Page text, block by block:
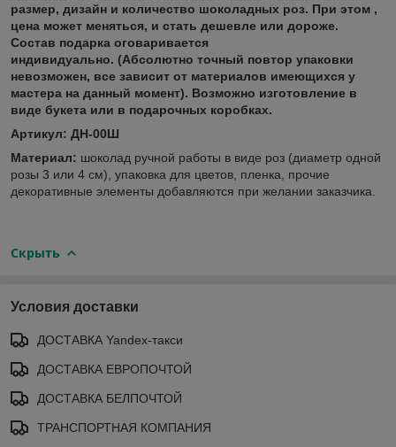
размер, дизайн и количество шоколадных роз. При этом ,
цена может меняться, и стать дешевле или дороже.
Состав подарка оговаривается
индивидуально. (Абсолютно точный повтор упаковки
невозможен, все зависит от материалов имеющихся у
мастера на данный момент). Возможно изготовление в
виде букета или в подарочных коробках.
Артикул: ДН-00Ш
Материал: шоколад ручной работы в виде роз (диаметр одной
розы 3 или 4 см), упаковка для цветов, пленка, прочие
декоративные элементы добавляются при желании заказчика.
Скрыть
Условия доставки
ДОСТАВКА Yandex-такси
ДОСТАВКА ЕВРОПОЧТОЙ
ДОСТАВКА БЕЛПОЧТОЙ
ТРАНСПОРТНАЯ КОМПАНИЯ